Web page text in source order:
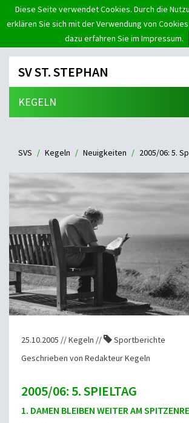
Diese Seite verwendet Cookies. Durch die
erklären Sie sich mit der Verwendung von
dazu erfahren Sie im Impressum.
SV ST. STEPHAN
KEGELN
SVS Kegeln Neuigkeiten 2005/06: 5.
25.10.2005 // Kegeln //
Sportberichte
Geschrieben von Redakteur Kegeln
2005/06: 5. SPIELTAG
1. DAMEN BLEIBEN WEITER AM